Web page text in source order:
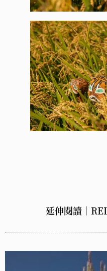
延伸閱讀｜